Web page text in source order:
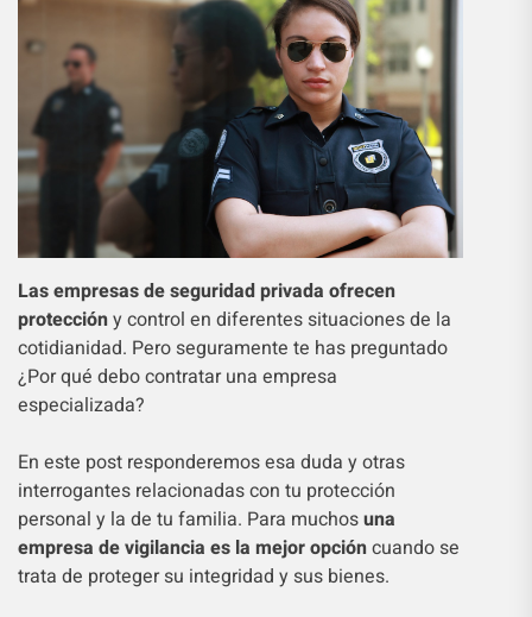
Las empresas de seguridad privada ofrecen
proteccióny control en diferentes situaciones de la
cotidianidad. Pero seguramente te has preguntado
¿Por qué debo contratar una empresa
especializada?
En este post responderemos esa duda y otras
interrogantes relacionadas con tu protección
personal y la de tu familia. Para muchosuna
empresa de vigilancia es la mejor opcióncuando se
trata de proteger su integridad y sus bienes.